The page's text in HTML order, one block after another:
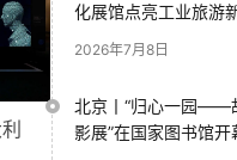
化展馆点亮工业旅游
2026年7月8日
北京丨“归心一园——
影展”在国家图书馆开